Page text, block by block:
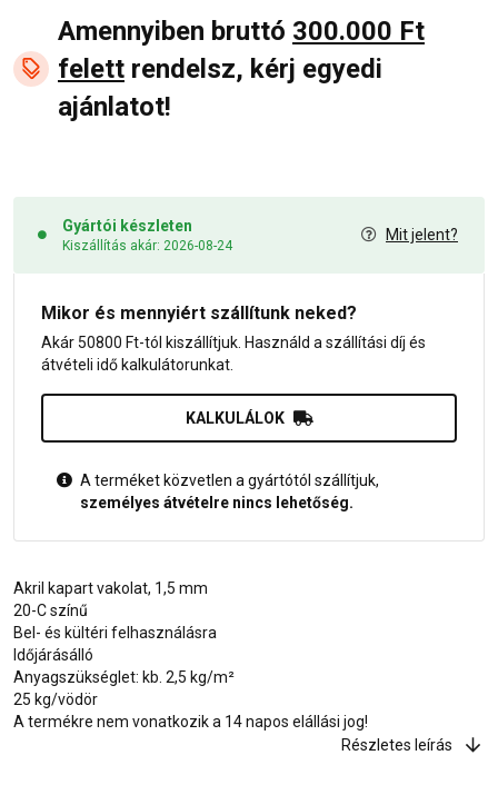
Amennyiben bruttó 300.000 Ft
felett rendelsz, kérj egyedi
ajánlatot!
Gyártói készleten
Kiszállítás akár: 2026-08-24
Mit jelent?
Mikor és mennyiért szállítunk neked?
Akár 50800 Ft-tól kiszállítjuk. Használd a szállítási díj és
átvételi idő kalkulátorunkat.
KALKULÁLOK
A terméket közvetlen a gyártótól szállítjuk,
személyes átvételre nincs lehetőség.
Akril kapart vakolat, 1,5 mm
20-C színű
Bel- és kültéri felhasználásra
Időjárásálló
Anyagszükséglet: kb. 2,5 kg/m²
25 kg/vödör
A termékre nem vonatkozik a 14 napos elállási jog!
Részletes leírás